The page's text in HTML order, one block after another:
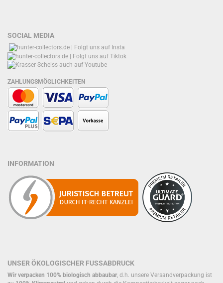
SOCIAL MEDIA
ZAHLUNGSMÖGLICHKEITEN
INFORMATION
UNSER ÖKOLOGISCHER FUSSABDRUCK
Wir verpacken 100% biologisch abbaubar, d.h. unsere Versandverpackung ist